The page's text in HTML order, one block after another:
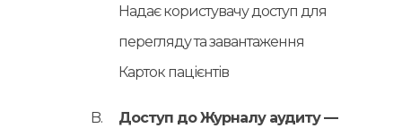
Надає користувачу доступ для
перегляду та завантаження
Карток пацієнтів
Доступ до Журналу аудиту —